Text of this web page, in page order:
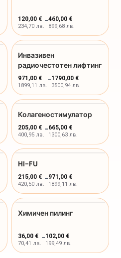
120,00 €
234,70 лв.
-460,00 €
899,68 лв.
Инвазивен
радиочестотен лифтинг
971,00 €
1899,11 лв.
-1790,00 €
3500,94 лв.
Колагеностимулатор
205,00 €
400,95 лв.
-665,00 €
1300,63 лв.
HI-FU
215,00 €
420,50 лв.
-971,00 €
1899,11 лв.
Химичен пилинг
36,00 €
70,41 лв.
-102,00 €
199,49 лв.